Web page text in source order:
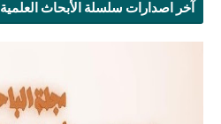
آخر اصدارات سلسلة الأبحاث العلمية